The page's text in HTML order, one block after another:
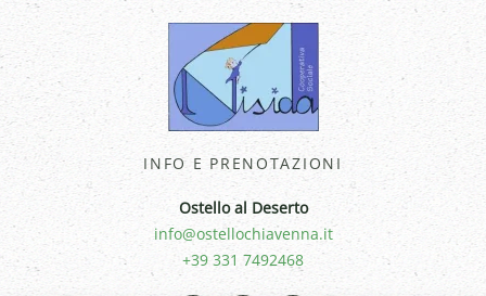
INFO E PRENOTAZIONI
Ostello al Deserto
info@ostellochiavenna.it
+39 331 7492468